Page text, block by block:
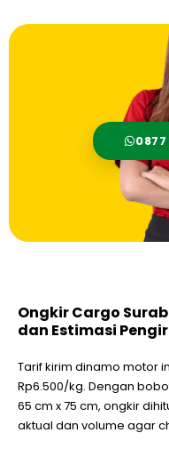
Ongkir Cargo
dan Estimasi
Tarif kirim dinamo motor
Rp6.500/kg. Dengan
65 cm x 75 cm, ongkir
aktual dan volume agar